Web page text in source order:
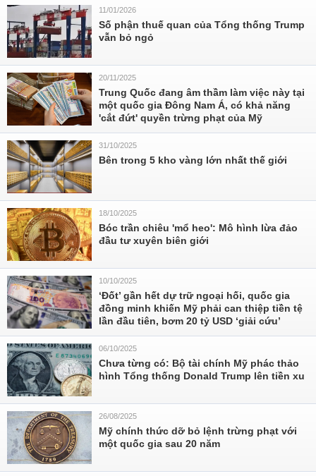
11/01/2026
Số phận thuế quan của Tổng thống Trump
vẫn bỏ ngỏ
20/11/2025
Trung Quốc đang âm thầm làm việc này tại
một quốc gia Đông Nam Á, có khả năng
'cắt đứt' quyền trừng phạt của Mỹ
31/10/2025
Bên trong 5 kho vàng lớn nhất thế giới
18/10/2025
Bóc trần chiêu 'mổ heo': Mô hình lừa đảo
đầu tư xuyên biên giới
10/10/2025
‘Đốt’ gần hết dự trữ ngoại hối, quốc gia
đồng minh khiến Mỹ phải can thiệp tiền tệ
lần đầu tiên, bơm 20 tỷ USD ‘giải cứu’
06/10/2025
Chưa từng có: Bộ tài chính Mỹ phác thảo
hình Tổng thống Donald Trump lên tiền xu
26/08/2025
Mỹ chính thức dỡ bỏ lệnh trừng phạt với
một quốc gia sau 20 năm